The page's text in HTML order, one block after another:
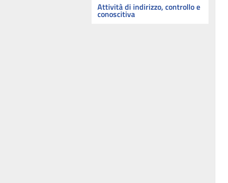
Attività di indirizzo, controllo e
conoscitiva